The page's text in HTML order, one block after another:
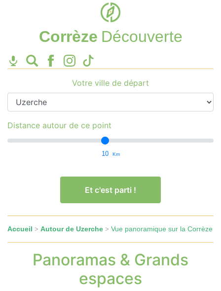
Corrèze Découverte
Votre ville de départ
Distance autour de ce point
10 Km
Et c'est parti !
Accueil > Autour de Uzerche > Vue panoramique sur la Corrèze
Panoramas & Grands
espaces